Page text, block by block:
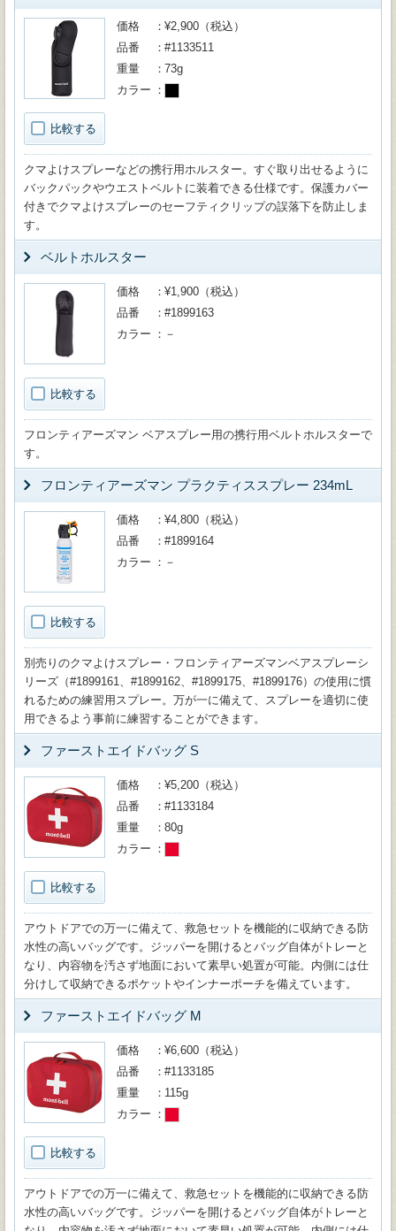
比較する
価格
¥2,900（税込）
品番
#1133511
重量
73g
カラー
クマよけスプレーなどの携行用ホルスター。すぐ取り出せるように
バックパックやウエストベルトに装着できる仕様です。保護カバー
付きでクマよけスプレーのセーフティクリップの誤落下を防止しま
す。
ベルトホルスター
比較する
価格
¥1,900（税込）
品番
#1899163
カラー
－
フロンティアーズマン ベアスプレー用の携行用ベルトホルスターで
す。
フロンティアーズマン プラクティススプレー 234mL
比較する
価格
¥4,800（税込）
品番
#1899164
カラー
－
別売りのクマよけスプレー・フロンティアーズマンベアスプレーシ
リーズ（#1899161、#1899162、#1899175、#1899176）の使用に慣
れるための練習用スプレー。万が一に備えて、スプレーを適切に使
用できるよう事前に練習することができます。
ファーストエイドバッグ S
比較する
価格
¥5,200（税込）
品番
#1133184
重量
80g
カラー
アウトドアでの万一に備えて、救急セットを機能的に収納できる防
水性の高いバッグです。ジッパーを開けるとバッグ自体がトレーと
なり、内容物を汚さず地面において素早い処置が可能。内側には仕
分けして収納できるポケットやインナーポーチを備えています。
ファーストエイドバッグ M
比較する
価格
¥6,600（税込）
品番
#1133185
重量
115g
カラー
アウトドアでの万一に備えて、救急セットを機能的に収納できる防
水性の高いバッグです。ジッパーを開けるとバッグ自体がトレーと